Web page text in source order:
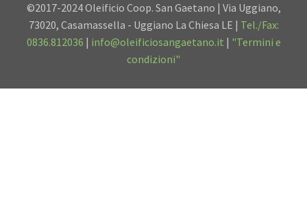
©2017-2024 Oleificio Coop. San Gaetano | Via Uggiano,
73020, Casamassella - Uggiano La Chiesa LE | Tel./Fax:
0836.812036 | info@oleificiosangaetano.it | "Termini e
condizioni"